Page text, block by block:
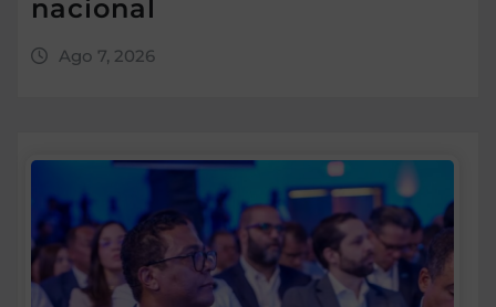
nacional
Ago 7, 2026